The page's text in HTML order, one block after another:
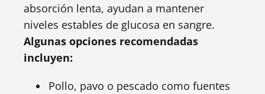
absorción lenta, ayudan a mantener
niveles estables de glucosa en sangre.
Algunas opciones recomendadas
incluyen:
Pollo, pavo o pescado como fuentes